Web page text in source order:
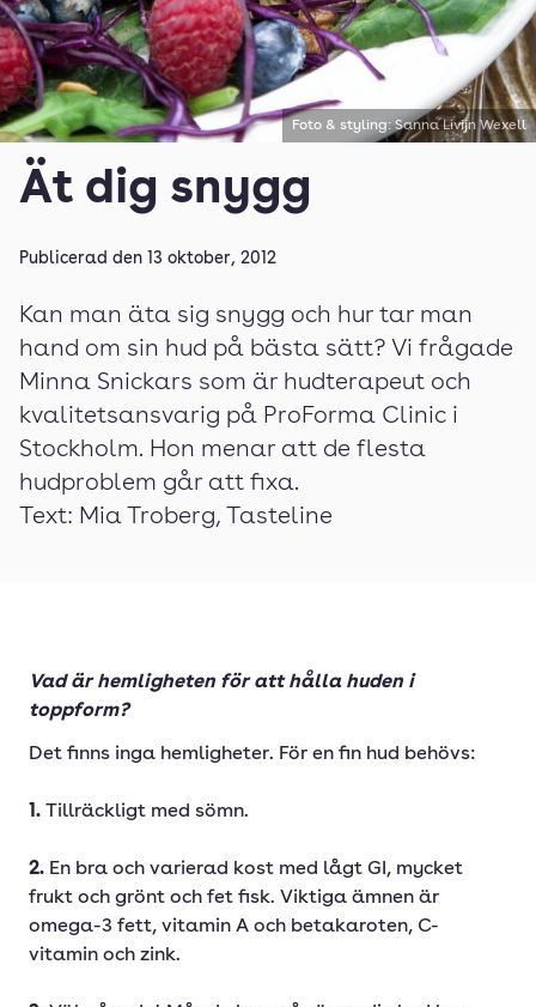
Foto & styling: Sanna Livijn Wexell
Ät dig snygg
Publicerad den 13 oktober, 2012
Kan man äta sig snygg och hur tar man
hand om sin hud på bästa sätt? Vi frågade
Minna Snickars som är hudterapeut och
kvalitetsansvarig på ProForma Clinic i
Stockholm. Hon menar att de flesta
hudproblem går att fixa.
Text: Mia Troberg, Tasteline
Vad är hemligheten för att hålla huden i
toppform?
Det finns inga hemligheter. För en fin hud behövs:
1. Tillräckligt med sömn.
2. En bra och varierad kost med lågt GI, mycket
frukt och grönt och fet fisk. Viktiga ämnen är
omega-3 fett, vitamin A och betakaroten, C-
vitamin och zink.